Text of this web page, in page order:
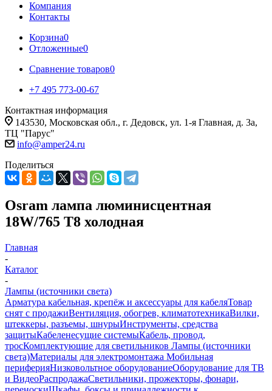
Компания
Контакты
Корзина0
Отложенные0
Сравнение товаров0
+7 495 773-00-67
Контактная информация
143530, Московская обл., г. Дедовск, ул. 1-я Главная, д. 3а,
ТЦ "Парус"
info@amper24.ru
Поделиться
Osram лампа люминисцентная
18W/765 Т8 холодная
Главная
-
Каталог
-
Лампы (источники света)
Арматура кабельная, крепёж и аксессуары для кабеляТовар
снят с продажиВентиляция, обогрев, климатотехникаВилки,
штеккеры, разъемы, шнурыИнструменты, средства
защитыКабеленесущие системыКабель, провод,
тросКомплектующие для светильников Лампы (источники
света)Материалы для электромонтажа Мобильная
периферияНизковольтное оборудованиеОборудование для ТВ
и ВидеоРаспродажаСветильники, прожекторы, фонари,